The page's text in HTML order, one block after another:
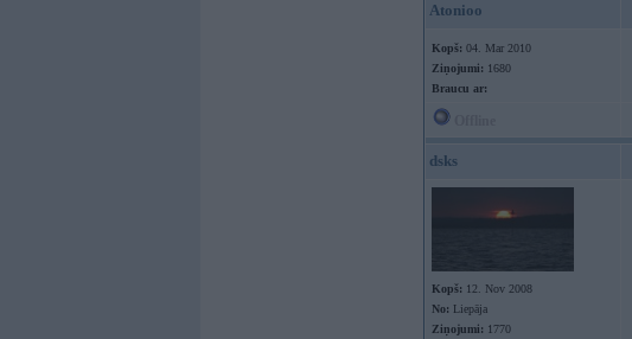
Atonioo
Kopš: 04. Mar 2010
Ziņojumi: 1680
Braucu ar:
dsks
Kopš: 12. Nov 2008
No: Liepāja
Ziņojumi: 1770